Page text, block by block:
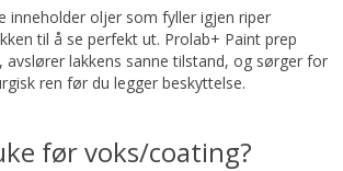
inneholder oljer som fyller igjen riper
til å se perfekt ut. Prolab+ Paint prep
avslører lakkens sanne tilstand, og sørger for
ren før du legger beskyttelse.
før voks/coating?